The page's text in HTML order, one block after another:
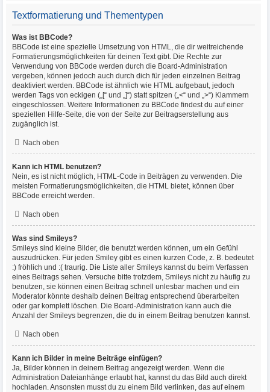
Textformatierung und Thementypen
Was ist BBCode?
BBCode ist eine spezielle Umsetzung von HTML, die dir weitreichende
Formatierungsmöglichkeiten für deinen Text gibt. Die Rechte zur
Verwendung von BBCode werden durch die Board-Administration
vergeben, können jedoch auch durch dich für jeden einzelnen Beitrag
deaktiviert werden. BBCode ist ähnlich wie HTML aufgebaut, jedoch
werden Tags von eckigen („[“ und „]“) statt spitzen („<“ und „>“) Klammern
eingeschlossen. Weitere Informationen zu BBCode findest du auf einer
speziellen Hilfe-Seite, die von der Seite zur Beitragserstellung aus
zugänglich ist.
Nach oben
Kann ich HTML benutzen?
Nein, es ist nicht möglich, HTML-Code in Beiträgen zu verwenden. Die
meisten Formatierungsmöglichkeiten, die HTML bietet, können über
BBCode erreicht werden.
Nach oben
Was sind Smileys?
Smileys sind kleine Bilder, die benutzt werden können, um ein Gefühl
auszudrücken. Für jeden Smiley gibt es einen kurzen Code, z. B. bedeutet
:) fröhlich und :( traurig. Die Liste aller Smileys kannst du beim Verfassen
eines Beitrags sehen. Versuche bitte trotzdem, Smileys nicht zu häufig zu
benutzen, sie können einen Beitrag schnell unlesbar machen und ein
Moderator könnte deshalb deinen Beitrag entsprechend überarbeiten
oder gar komplett löschen. Die Board-Administration kann auch die
Anzahl der Smileys begrenzen, die du in einem Beitrag benutzen kannst.
Nach oben
Kann ich Bilder in meine Beiträge einfügen?
Ja, Bilder können in deinem Beitrag angezeigt werden. Wenn die
Administration Dateianhänge erlaubt hat, kannst du das Bild auch direkt
hochladen. Ansonsten musst du zu einem Bild verlinken, das auf einem